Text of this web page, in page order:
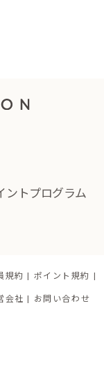
ントプログラム
規約 ポイント規約
会社 お問い合わせ